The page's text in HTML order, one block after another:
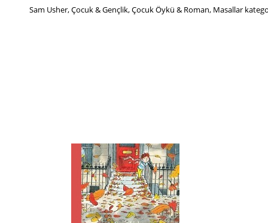
Sam Usher, Çocuk & Gençlik, Çocuk Öykü & Roman, Masallar